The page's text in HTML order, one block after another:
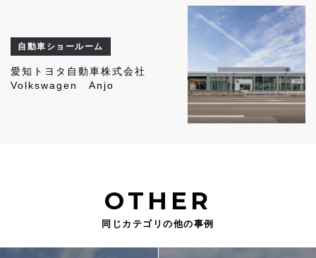
自動車ショールーム
愛知トヨタ自動車株式会社
Volkswagen Anjo
OTHER
同じカテゴリの他の事例